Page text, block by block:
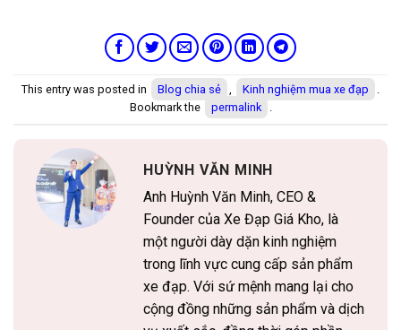
This entry was posted in Blog chia sẻ , Kinh nghiệm mua xe đạp
.
Bookmark the
permalink .
HUỲNH VĂN MINH
Anh Huỳnh Văn Minh, CEO &
Founder của Xe Đạp Giá Kho, là
một người dày dặn kinh nghiệm
trong lĩnh vực cung cấp sản phẩm
xe đạp. Với sứ mệnh mang lại cho
cộng đồng những sản phẩm và dịch